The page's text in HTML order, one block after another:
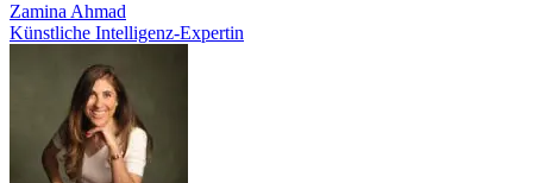
Zamina Ahmad
Künstliche Intelligenz-Expertin